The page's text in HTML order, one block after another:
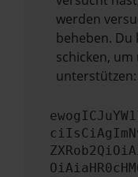
werden
beheben. Du
schicken, um
unterstützen: